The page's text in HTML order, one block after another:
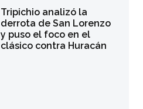
Tripichio analizó la
derrota de San Lorenzo
y puso el foco en el
clásico contra Huracán